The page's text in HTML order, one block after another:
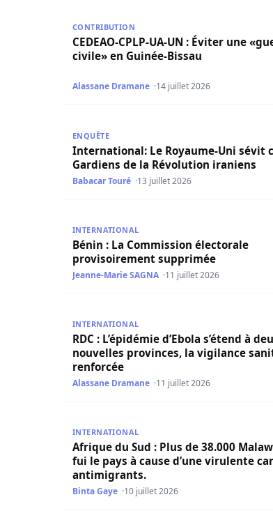
CONTRIBUTION
CEDEAO-CPLP-UA-UN : Éviter une
civile» en Guinée-Bissau
Alassane Dramane 14 juillet 2026
ENQUÊTE
International: Le Royaume-Uni sévit
Gardiens de la Révolution iraniens
Babacar Touré 13 juillet 2026
INTERNATIONAL
Bénin : La Commission électorale
provisoirement supprimée
Jeanne-Marie SAGNA 11 juillet 2026
INTERNATIONAL
RDC : L’épidémie d’Ebola s’étend à
nouvelles provinces, la vigilance
renforcée
Alassane Dramane 11 juillet 2026
INTERNATIONAL
Afrique du Sud : Plus de 38.000
fui le pays à cause d’une virulente
antimigrants.
Binta Gaye 10 juillet 2026